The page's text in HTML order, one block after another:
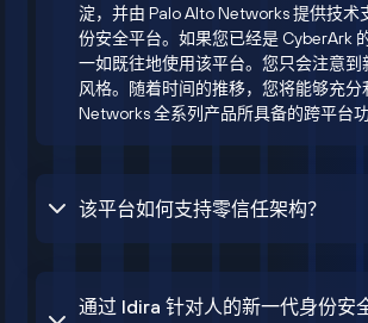
淀，并由 Palo Alto Networks 提供技术
份安全平台。如果您已经是 CyberArk
一如既往地使用该平台。您只会注意到
风格。随着时间的推移，您将能够充分
Networks 全系列产品所具备的跨平台功
该平台如何支持零信任架构？
通过 Idira 针对人的新一代身份安